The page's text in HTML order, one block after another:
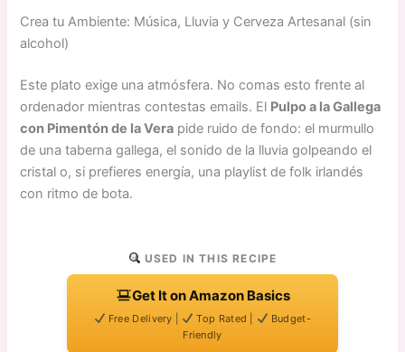
Crea tu Ambiente: Música, Lluvia y Cerveza Artesanal (sin
alcohol)
Este plato exige una atmósfera. No comas esto frente al
ordenador mientras contestas emails. El Pulpo a la Gallega
con Pimentón de la Vera pide ruido de fondo: el murmullo
de una taberna gallega, el sonido de la lluvia golpeando el
cristal o, si prefieres energía, una playlist de folk irlandés
con ritmo de bota.
USED IN THIS RECIPE
Get It on Amazon Basics
Free Delivery | Top Rated |
Budget-
Friendly